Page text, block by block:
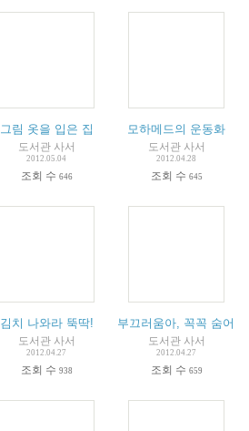
그림 옷을 입은 집
도서관 사서
2012.05.04
조회 수 646
모하메드의 운동화
도서관 사서
2012.04.28
조회 수 645
김치 나와라 뚝딱!
도서관 사서
2012.04.27
조회 수 938
부끄러움아, 꼭꼭 숨어라.
도서관 사서
2012.04.27
조회 수 659